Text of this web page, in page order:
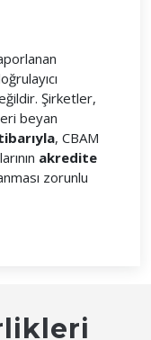
Şirketler,
beyan
, CBAM
akredite
zorunlu